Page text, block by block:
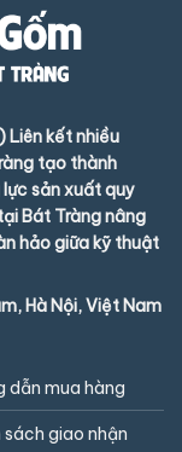
Liên kết nhiều
tạo thành
sản xuất quy
Bát Tràng nâng
hảo giữa kỹ thuật
Hà Nội, Việt Nam
dẫn mua hàng
sách giao nhận